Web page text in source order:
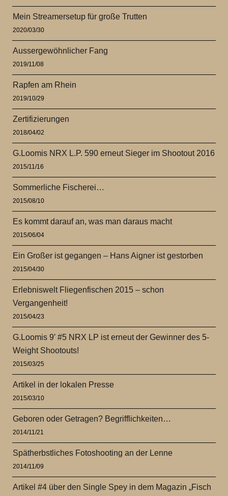
Mein Streamersetup für große Trutten
2020/03/30
Aussergewöhnlicher Fang
2019/11/08
Rapfen am Rhein
2019/10/29
Zertifizierungen
2018/04/02
G.Loomis NRX L.P. 590 erneut Sieger im Shootout 2016
2015/11/16
Sommerliche Fischerei…
2015/08/10
Es kommt darauf an, was man daraus macht
2015/06/04
Ein Großer ist gegangen – Hans Aigner ist gestorben
2015/04/30
Erlebniswelt Fliegenfischen 2015 – schon
Vergangenheit!
2015/04/23
G.Loomis 9′ #5 NRX LP ist erneut der Gewinner des 5-
Weight Shootouts!
2015/03/25
Artikel in der lokalen Presse
2015/03/10
Geboren oder Getragen? Begrifflichkeiten…
2014/11/21
Spätherbstliches Fotoshooting an der Lenne
2014/11/09
Artikel #4 über den Single Spey in dem Magazin „Fisch